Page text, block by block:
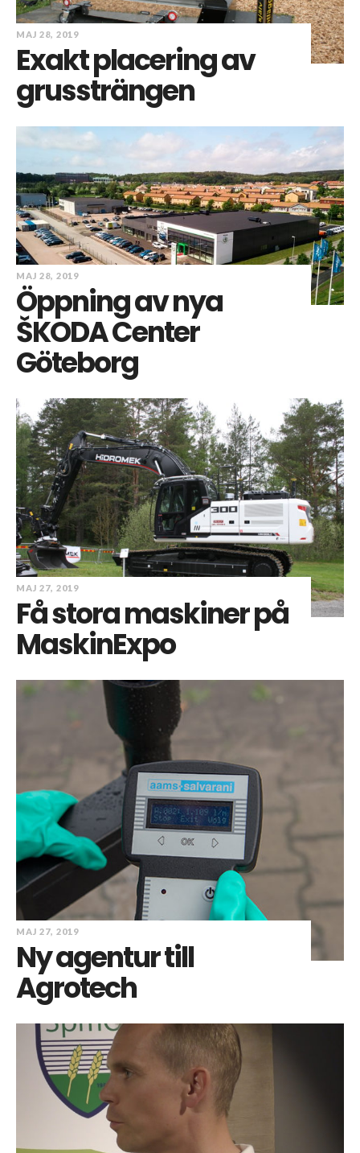
MAJ 28, 2019
Exakt placering av
grussträngen
MAJ 28, 2019
Öppning av nya
ŠKODA Center
Göteborg
MAJ 27, 2019
Få stora maskiner på
MaskinExpo
MAJ 27, 2019
Ny agentur till
Agrotech